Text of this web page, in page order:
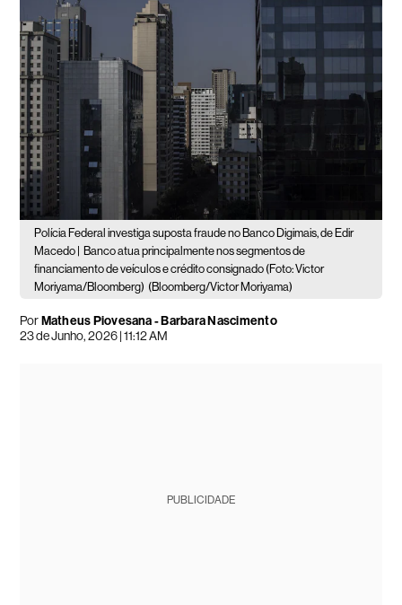
Polícia Federal investiga suposta fraude no Banco Digimais, de Edir
Macedo |
Banco atua principalmente nos segmentos de
financiamento de veículos e crédito consignado (Foto: Victor
Moriyama/Bloomberg) (Bloomberg/Victor Moriyama)
PorMatheus Piovesana - Barbara Nascimento
23 de Junho, 2026 | 11:12 AM
PUBLICIDADE